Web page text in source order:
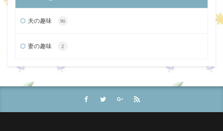
夫の趣味 96
妻の趣味 2